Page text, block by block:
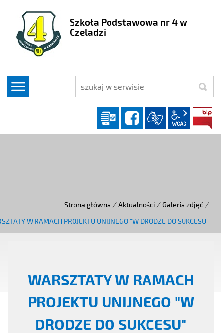
Szkoła Podstawowa nr 4 w
Czeladzi
szukaj
Dziennik elektroniczny
facebook
wcag2.1
Strona główna / Aktualności / Galeria zdjęć /
W RAMACH PROJEKTU UNIJNEGO "W DRODZE DO SUKCESU"
WARSZTATY W RAMACH
PROJEKTU UNIJNEGO "W
DRODZE DO SUKCESU"